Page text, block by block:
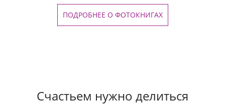
ПОДРОБНЕЕ О ФОТОКНИГАХ
Счастьем нужно делиться